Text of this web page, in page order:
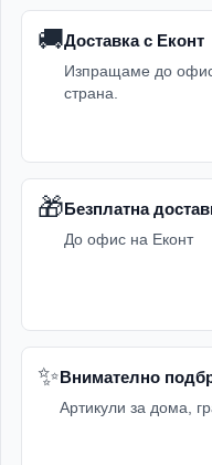
🚚Доставка с Еконт
Изпращаме до
страна.
🎁Безплатна
До офис на Еконт
✨Внимателно
Артикули за дома,